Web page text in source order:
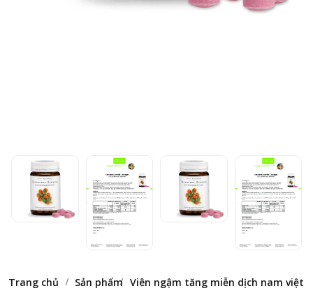
Trang chủ Sản phẩm Viên ngậm tăng miễn dịch nam việt